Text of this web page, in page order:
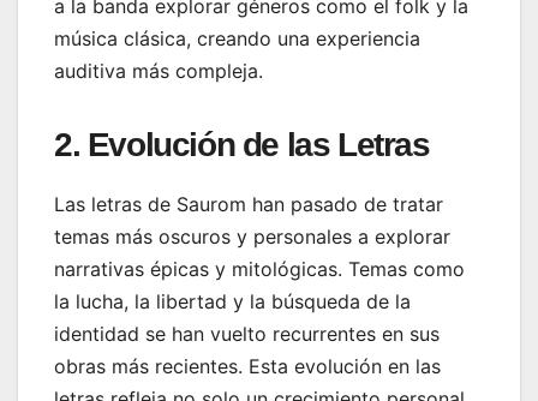
a la banda explorar géneros como el folk y la
música clásica, creando una experiencia
auditiva más compleja.
2. Evolución de las Letras
Las letras de Saurom han pasado de tratar
temas más oscuros y personales a explorar
narrativas épicas y mitológicas. Temas como
la lucha, la libertad y la búsqueda de la
identidad se han vuelto recurrentes en sus
obras más recientes. Esta evolución en las